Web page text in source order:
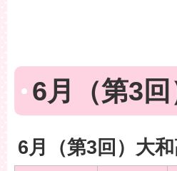
6月（第3
6月（第3回）大